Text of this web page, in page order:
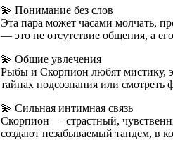
💫 Понимание без слов
Эта пара может часами молчать,
— это не отсутствие общения, а
💫 Общие увлечения
Рыбы и Скорпион любят мистику,
тайнах подсознания или
💫 Сильная интимная связь
Скорпион — страстный,
создают незабываемый тандем, в